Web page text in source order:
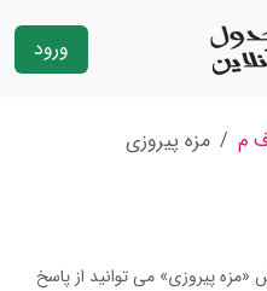
ورود
م مزه پیروزی
پیروزی» می توانید از پاسخ